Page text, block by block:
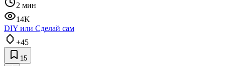
2 мин
14K
DIY или Сделай сам
+45
15